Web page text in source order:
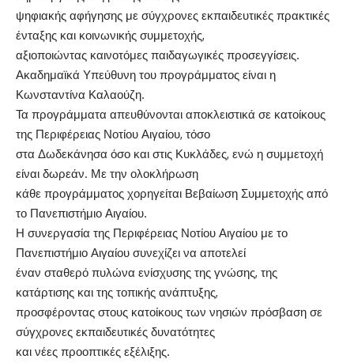
ψηφιακής αφήγησης με σύγχρονες εκπαιδευτικές πρακτικές
ένταξης και κοινωνικής συμμετοχής,
αξιοποιώντας καινοτόμες παιδαγωγικές προσεγγίσεις.
Ακαδημαϊκά Υπεύθυνη του προγράμματος είναι η
Κωνσταντίνα Καλαούζη.
Τα προγράμματα απευθύνονται αποκλειστικά σε κατοίκους
της Περιφέρειας Νοτίου Αιγαίου, τόσο
στα Δωδεκάνησα όσο και στις Κυκλάδες, ενώ η συμμετοχή
είναι δωρεάν. Με την ολοκλήρωση
κάθε προγράμματος χορηγείται Βεβαίωση Συμμετοχής από
το Πανεπιστήμιο Αιγαίου.
Η συνεργασία της Περιφέρειας Νοτίου Αιγαίου με το
Πανεπιστήμιο Αιγαίου συνεχίζει να αποτελεί
έναν σταθερό πυλώνα ενίσχυσης της γνώσης, της
κατάρτισης και της τοπικής ανάπτυξης,
προσφέροντας στους κατοίκους των νησιών πρόσβαση σε
σύγχρονες εκπαιδευτικές δυνατότητες
και νέες προοπτικές εξέλιξης.